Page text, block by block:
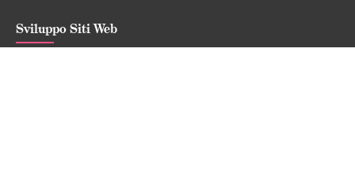
Sviluppo Siti Web